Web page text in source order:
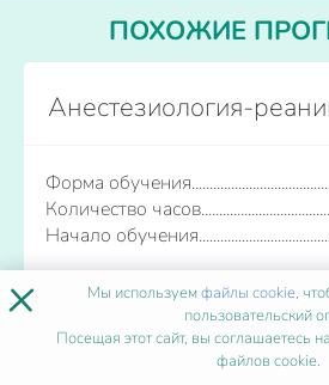
ПОХОЖИЕ
Анестезиология-
Форма обучения
Количество часов
Начало обучения
× Мы используемфайлы cookie,
пользовательский
Посещая этот сайт, вы соглашаетесь
файлов cookie.